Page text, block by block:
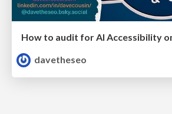
davetheseo